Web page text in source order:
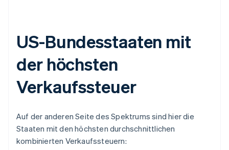
US-Bundesstaaten mit
der höchsten
Verkaufssteuer
Auf der anderen Seite des Spektrums sind hier die
Staaten mit den höchsten durchschnittlichen
kombinierten Verkaufssteuern: